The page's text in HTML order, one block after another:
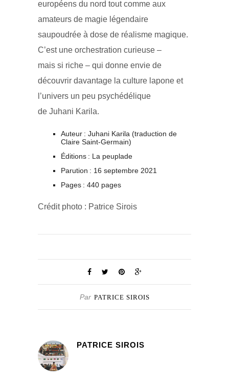
européens du nord tout comme aux
amateurs de magie légendaire
saupoudrée à dose de réalisme magique.
C’est une orchestration curieuse –
mais si riche – qui donne envie de
découvrir davantage la culture lapone et
l’univers un peu psychédélique
de Juhani Karila.
Auteur : Juhani Karila (traduction de
Claire Saint-Germain)
Éditions : La peuplade
Parution : 16 septembre 2021
Pages : 440 pages
Crédit photo : Patrice Sirois
Par PATRICE SIROIS
PATRICE SIROIS